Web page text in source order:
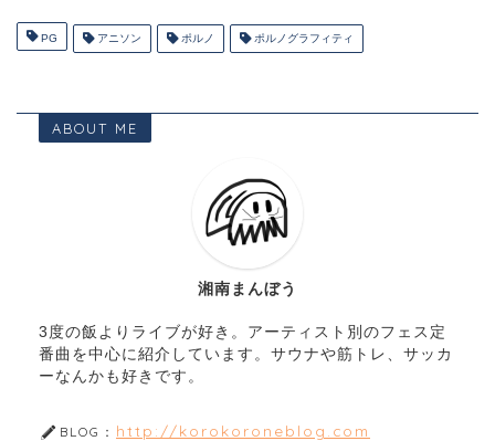
PG アニソン ポルノ ポルノグラフィティ
ABOUT ME
湘南まんぼう
3度の飯よりライブが好き。アーティスト別のフェス定
番曲を中心に紹介しています。サウナや筋トレ、サッカ
ーなんかも好きです。
BLOG： http://korokoroneblog.com